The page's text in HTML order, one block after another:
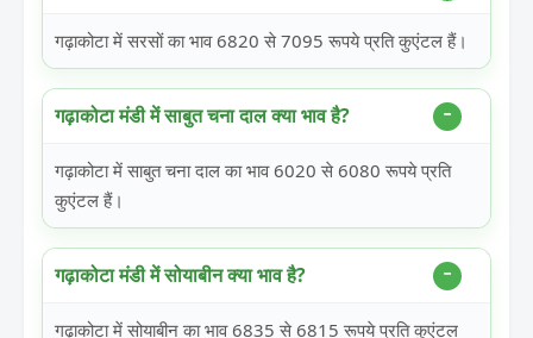
गढ़ाकोटा में सरसों का भाव 6820 से 7095 रूपये प्रति कुएंटल हैं।
गढ़ाकोटा मंडी में साबुत चना दाल क्या भाव है?
गढ़ाकोटा में साबुत चना दाल का भाव 6020 से 6080 रूपये प्रति
कुएंटल हैं।
गढ़ाकोटा मंडी में सोयाबीन क्या भाव है?
गढ़ाकोटा में सोयाबीन का भाव 6835 से 6815 रूपये प्रति कुएंटल